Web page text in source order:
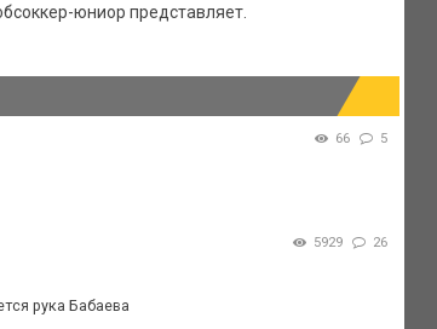
юниор представляет.
66 5
5929 26
рука Бабаева